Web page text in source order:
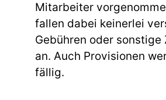
Mitarbeiter
fallen dabei keinerlei
Gebühren oder sonstige
an. Auch Provisionen
fällig.